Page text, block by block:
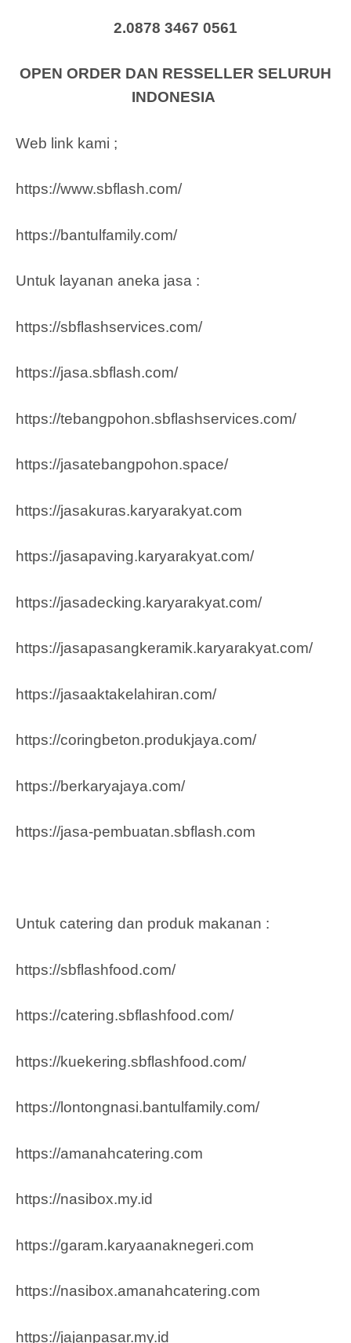
2.0878 3467 0561
OPEN ORDER DAN RESSELLER SELURUH
INDONESIA
Web link kami ;
https://www.sbflash.com/
https://bantulfamily.com/
Untuk layanan aneka jasa :
https://sbflashservices.com/
https://jasa.sbflash.com/
https://tebangpohon.sbflashservices.com/
https://jasatebangpohon.space/
https://jasakuras.karyarakyat.com
https://jasapaving.karyarakyat.com/
https://jasadecking.karyarakyat.com/
https://jasapasangkeramik.karyarakyat.com/
https://jasaaktakelahiran.com/
https://coringbeton.produkjaya.com/
https://berkaryajaya.com/
https://jasa-pembuatan.sbflash.com
Untuk catering dan produk makanan :
https://sbflashfood.com/
https://catering.sbflashfood.com/
https://kuekering.sbflashfood.com/
https://lontongnasi.bantulfamily.com/
https://amanahcatering.com
https://nasibox.my.id
https://garam.karyaanaknegeri.com
https://nasibox.amanahcatering.com
https://jajanpasar.my.id